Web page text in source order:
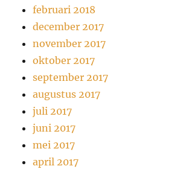
februari 2018
december 2017
november 2017
oktober 2017
september 2017
augustus 2017
juli 2017
juni 2017
mei 2017
april 2017